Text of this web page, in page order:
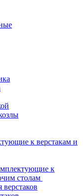
к верстакам и
к
столам